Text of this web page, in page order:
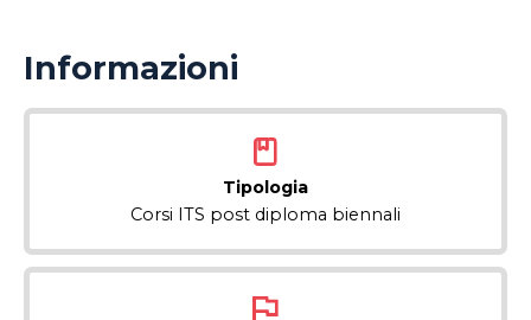
Informazioni
Tipologia
Corsi ITS post diploma biennali